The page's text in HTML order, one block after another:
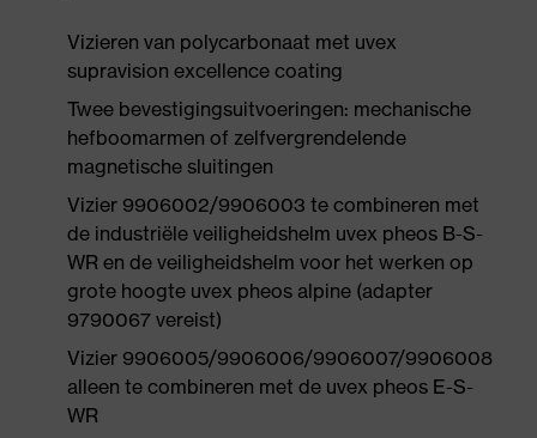
Vizieren van polycarbonaat met uvex
supravision excellence coating
Twee bevestigingsuitvoeringen: mechanische
hefboomarmen of zelfvergrendelende
magnetische sluitingen
Vizier 9906002/9906003 te combineren met
de industriële veiligheidshelm uvex pheos B-S-
WR en de veiligheidshelm voor het werken op
grote hoogte uvex pheos alpine (adapter
9790067 vereist)
Vizier 9906005/9906006/9906007/9906008
alleen te combineren met de uvex pheos E-S-
WR